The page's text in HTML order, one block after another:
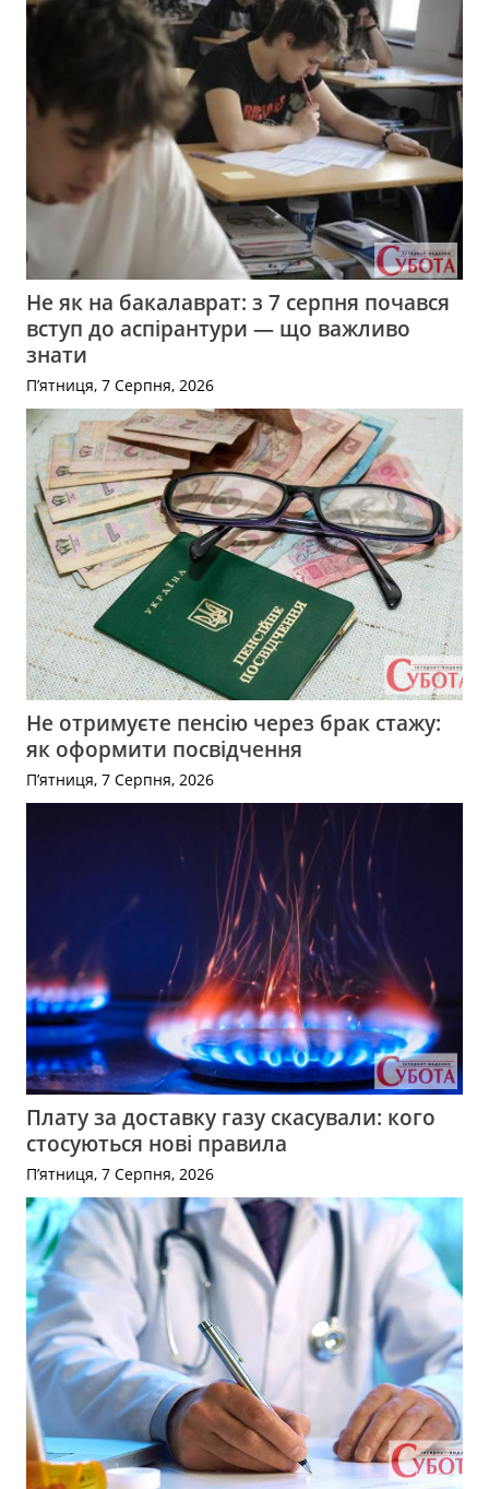
Не як на бакалаврат: з 7 серпня почався
вступ до аспірантури — що важливо
знати
П’ятниця, 7 Серпня, 2026
Не отримуєте пенсію через брак стажу:
як оформити посвідчення
П’ятниця, 7 Серпня, 2026
Плату за доставку газу скасували: кого
стосуються нові правила
П’ятниця, 7 Серпня, 2026